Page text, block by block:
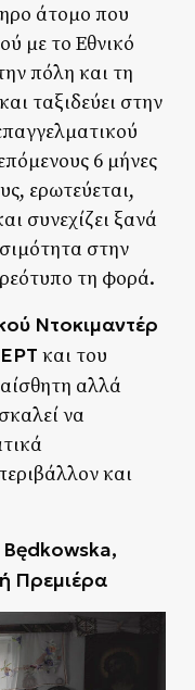
άτομο που
με το Εθνικό
πόλη και τη
ταξιδεύει στην
6 μήνες
ερωτεύεται,
συνεχίζει ξανά
στην
τη φορά.
Ντοκιμαντέρ
ΕΡΤ και του
αλλά
να
και
Będkowska,
Πρεμιέρα